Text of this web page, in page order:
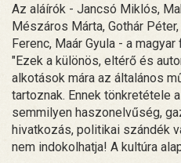
Az aláírók - Jancsó Miklós,
Mészáros Márta, Gothár
Ferenc, Maár Gyula - a
"Ezek a különös, eltérő és
alkotások mára az általános
tartoznak. Ennek tönkretétele
semmilyen haszonelvűség,
hivatkozás, politikai szándék
nem indokolhatja! A kultúra